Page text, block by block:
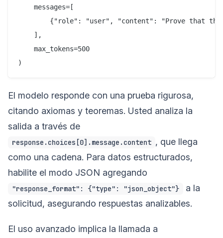
    messages=[
{"role": "user", "content": "Prove that
    ],
    max_tokens=500
El modelo responde con una prueba rigurosa,
citando axiomas y teoremas. Usted analiza la
salida a través de
response.choices[0].message.content , que llega
como una cadena. Para datos estructurados,
habilite el modo JSON agregando
"response_format": {"type": "json_object"}
a la
solicitud, asegurando respuestas analizables.
El uso avanzado implica la llamada a